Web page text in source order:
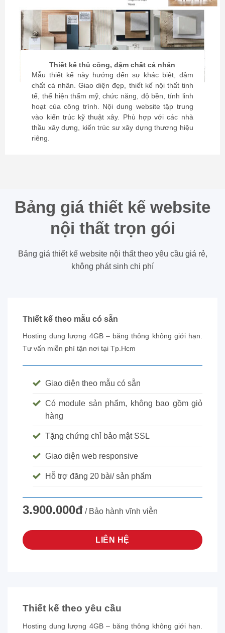
Thiết kế thủ công, đậm chất cá nhân
Mẫu thiết kế này hướng đến sự khác biệt, đậm
chất cá nhân. Giao diện đẹp, thiết kế nội thất tinh
tế, thể hiện thẩm mỹ, chức năng, độ bền, tính linh
hoạt của công trình. Nội dung website tập trung
vào kiến trúc kỹ thuật xây. Phù hợp với các nhà
thầu xây dựng, kiến trúc sư xây dựng thương hiệu
riêng.
Bảng giá thiết kế website
nội thất trọn gói
Bảng giá thiết kế website nội thất theo yêu cầu giá rẻ,
không phát sinh chi phí
Thiết kế theo mẫu có sẵn
Hosting dung lượng 4GB – băng thông không giới hạn.
Tư vấn miễn phí tận nơi tại Tp.Hcm
Giao diện theo mẫu có sẵn
Có module sản phẩm, không bao gồm giỏ
hàng
Tặng chứng chỉ bảo mật SSL
Giao diện web responsive
Hỗ trợ đăng 20 bài/ sản phẩm
3.900.000đ / Bảo hành vĩnh viễn
LIÊN HỆ
Thiết kế theo yêu cầu
Hosting dung lượng 4GB – băng thông không giới hạn.